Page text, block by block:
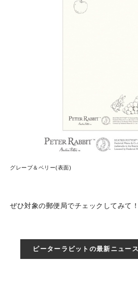
グレープ＆ベリー(表面)
ぜひ対象の郵便局でチェックしてみて！
ピーターラビットの最新ニュー